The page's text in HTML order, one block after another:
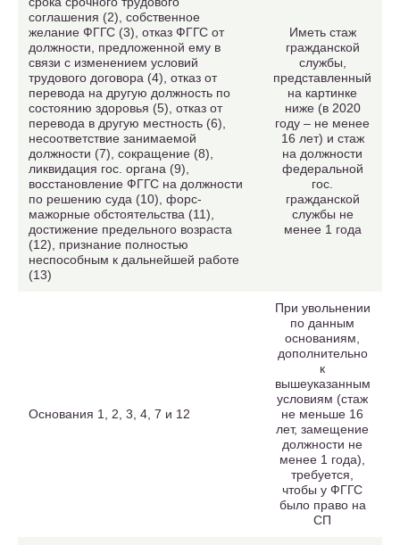
соглашения (2), собственное
желание ФГГС (3), отказ ФГГС от
должности, предложенной ему в
связи с изменением условий
трудового договора (4), отказ от
перевода на другую должность по
состоянию здоровья (5), отказ от
перевода в другую местность (6),
несоответствие занимаемой
должности (7), сокращение (8),
ликвидация гос. органа (9),
восстановление ФГГС на должности
по решению суда (10), форс-
мажорные обстоятельства (11),
достижение предельного возраста
(12), признание полностью
неспособным к дальнейшей работе
(13)
Иметь стаж
гражданской
службы,
представленный
на картинке
ниже (в 2020
году – не менее
16 лет) и стаж
на должности
федеральной
гос.
гражданской
службы не
менее 1 года
Основания 1, 2, 3, 4, 7 и 12
При увольнении
по данным
основаниям,
дополнительно
к
вышеуказанным
условиям (стаж
не меньше 16
лет, замещение
должности не
менее 1 года),
требуется,
чтобы у ФГГС
было право на
СП